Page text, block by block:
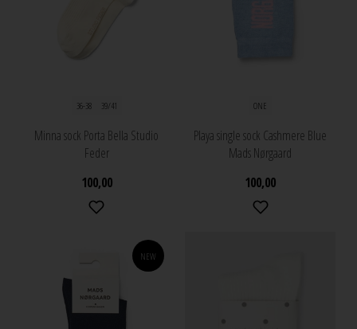
36-38 39/41
Minna sock Porta Bella Studio
Feder
100,00
ONE
Playa single sock Cashmere Blue
Mads Nørgaard
100,00
NEW